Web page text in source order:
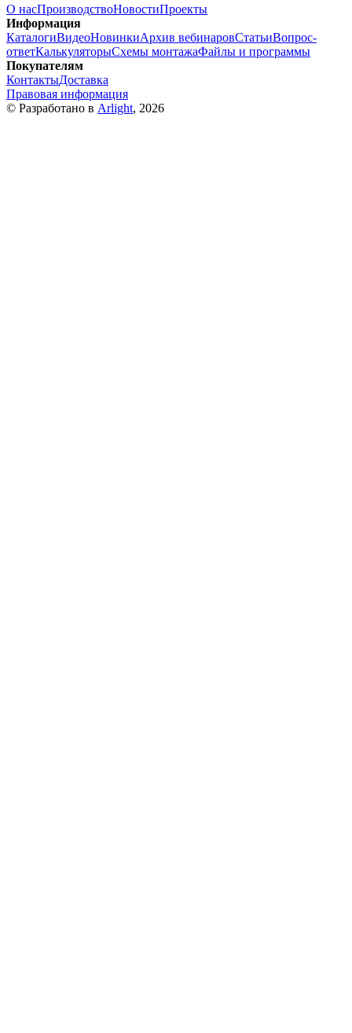
О насПроизводствоНовостиПроекты
Информация
КаталогиВидеоНовинкиАрхив вебинаровСтатьиВопрос-
ответКалькуляторыСхемы монтажаФайлы и программы
Покупателям
КонтактыДоставка
Правовая информация
© Разработано в Arlight, 2026